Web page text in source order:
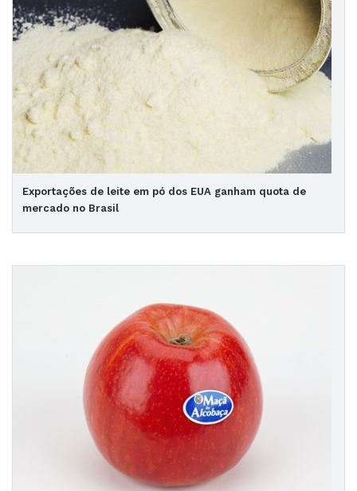
Exportações de leite em pó dos EUA ganham quota de
mercado no Brasil